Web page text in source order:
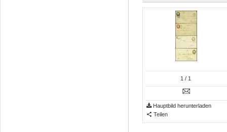
1 / 1
Hauptbild herunterladen
Teilen